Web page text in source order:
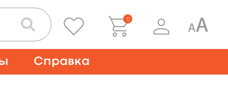
0
Справка